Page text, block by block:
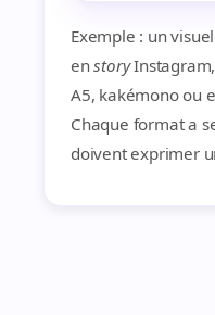
Exemple : un
enstory
A5, kakémono ou
Chaque format a
doivent exprimer